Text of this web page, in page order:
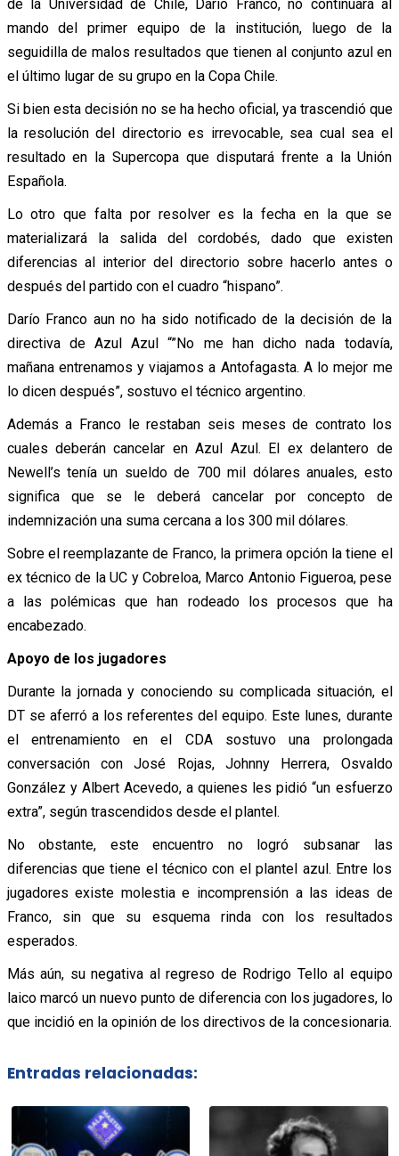
de la Universidad de Chile, Darío Franco, no continuará al
mando del primer equipo de la institución, luego de la
seguidilla de malos resultados que tienen al conjunto azul en
el último lugar de su grupo en la Copa Chile.
Si bien esta decisión no se ha hecho oficial, ya trascendió que
la resolución del directorio es irrevocable, sea cual sea el
resultado en la Supercopa que disputará frente a la Unión
Española.
Lo otro que falta por resolver es la fecha en la que se
materializará la salida del cordobés, dado que existen
diferencias al interior del directorio sobre hacerlo antes o
después del partido con el cuadro “hispano”.
Darío Franco aun no ha sido notificado de la decisión de la
directiva de Azul Azul “”No me han dicho nada todavía,
mañana entrenamos y viajamos a Antofagasta. A lo mejor me
lo dicen después”, sostuvo el técnico argentino.
Además a Franco le restaban seis meses de contrato los
cuales deberán cancelar en Azul Azul. El ex delantero de
Newell’s tenía un sueldo de 700 mil dólares anuales, esto
significa que se le deberá cancelar por concepto de
indemnización una suma cercana a los 300 mil dólares.
Sobre el reemplazante de Franco, la primera opción la tiene el
ex técnico de la UC y Cobreloa, Marco Antonio Figueroa, pese
a las polémicas que han rodeado los procesos que ha
encabezado.
Apoyo de los jugadores
Durante la jornada y conociendo su complicada situación, el
DT se aferró a los referentes del equipo. Este lunes, durante
el entrenamiento en el CDA sostuvo una prolongada
conversación con José Rojas, Johnny Herrera, Osvaldo
González y Albert Acevedo, a quienes les pidió “un esfuerzo
extra”, según trascendidos desde el plantel.
No obstante, este encuentro no logró subsanar las
diferencias que tiene el técnico con el plantel azul. Entre los
jugadores existe molestia e incomprensión a las ideas de
Franco, sin que su esquema rinda con los resultados
esperados.
Más aún, su negativa al regreso de Rodrigo Tello al equipo
laico marcó un nuevo punto de diferencia con los jugadores, lo
que incidió en la opinión de los directivos de la concesionaria.
Entradas relacionadas: